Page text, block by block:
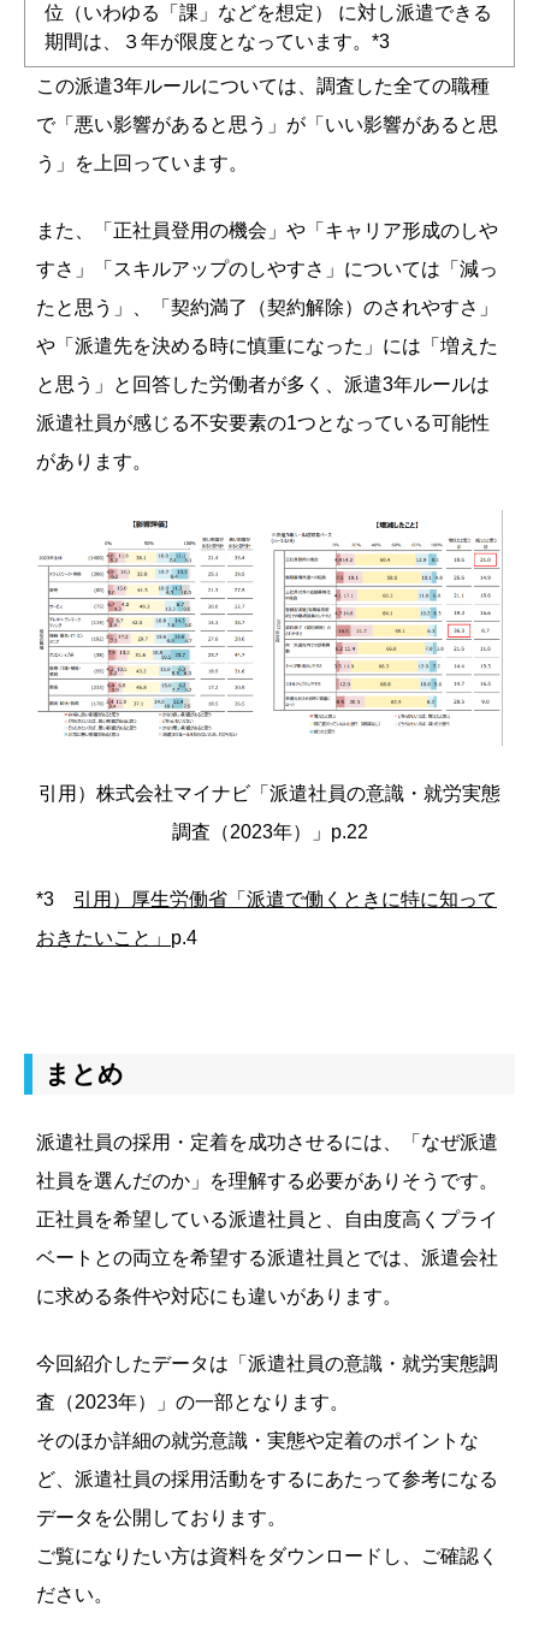
位（いわゆる「課」などを想定） に対し派遣できる
期間は、３年が限度となっています。*3
この派遣3年ルールについては、調査した全ての職種
で「悪い影響があると思う」が「いい影響があると思
う」を上回っています。
また、「正社員登用の機会」や「キャリア形成のしや
すさ」「スキルアップのしやすさ」については「減っ
たと思う」、「契約満了（契約解除）のされやすさ」
や「派遣先を決める時に慎重になった」には「増えた
と思う」と回答した労働者が多く、派遣3年ルールは
派遣社員が感じる不安要素の1つとなっている可能性
があります。
引用）株式会社マイナビ 「派遣社員の意識・就労実態
調査（2023年）」p.22
*3 引用）厚生労働省「派遣で働くときに特に知って
おきたいこと」 p.4
まとめ
派遣社員の採用・定着を成功させるには、「なぜ派遣
社員を選んだのか」を理解する必要がありそうです。
正社員を希望している派遣社員と、自由度高くプライ
ベートとの両立を希望する派遣社員とでは、派遣会社
に求める条件や対応にも違いがあります。
今回紹介したデータは「派遣社員の意識・就労実態調
査（2023年）」の一部となります。
そのほか詳細の就労意識・実態や定着のポイントな
ど、派遣社員の採用活動をするにあたって参考になる
データを公開しております。
ご覧になりたい方は資料をダウンロードし、ご確認く
ださい。